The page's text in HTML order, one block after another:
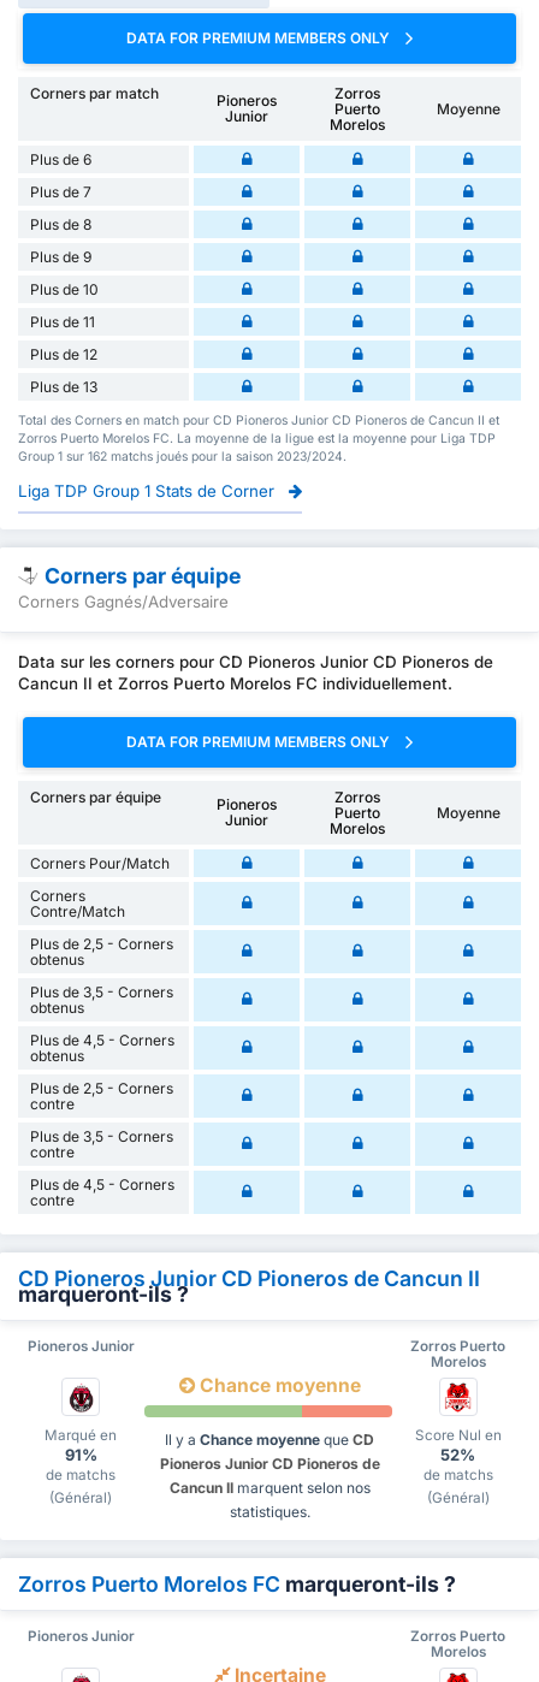
DATA FOR PREMIUM MEMBERS ONLY
Corners par match
Pioneros
Junior
Zorros
Puerto
Morelos
Moyenne
Plus de 6
Plus de 7
Plus de 8
Plus de 9
Plus de 10
Plus de 11
Plus de 12
Plus de 13
Total des Corners en match pour CD Pioneros Junior CD Pioneros de Cancun II et
Zorros Puerto Morelos FC. La moyenne de la ligue est la moyenne pour Liga TDP
Group 1 sur 162 matchs joués pour la saison 2023/2024.
Liga TDP Group 1 Stats de Corner
Corners par équipe
Corners Gagnés/Adversaire
Data sur les corners pour CD Pioneros Junior CD Pioneros de
Cancun II et Zorros Puerto Morelos FC individuellement.
DATA FOR PREMIUM MEMBERS ONLY
Corners par équipe
Pioneros
Junior
Zorros
Puerto
Morelos
Moyenne
Corners Pour/Match
Corners
Contre/Match
Plus de 2,5 - Corners
obtenus
Plus de 3,5 - Corners
obtenus
Plus de 4,5 - Corners
obtenus
Plus de 2,5 - Corners
contre
Plus de 3,5 - Corners
contre
Plus de 4,5 - Corners
contre
CD Pioneros Junior CD Pioneros de Cancun II
marqueront-ils ?
Pioneros Junior
Zorros Puerto
Morelos
Marqué en
91%
de matchs
(Général)
Chance moyenne
Il y a Chance moyenne que CD
Pioneros Junior CD Pioneros de
Cancun IImarquent selon nos
statistiques.
Score Nul en
52%
de matchs
(Général)
Zorros Puerto Morelos FC marqueront-ils ?
Pioneros Junior
Zorros Puerto
Morelos
Incertaine